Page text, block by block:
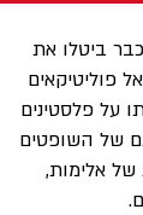
ביטלו את
פוליטיקאים
על פלסטינים
של השופטים
של אלימות,